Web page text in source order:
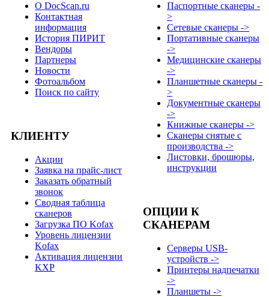
О DocScan.ru
Контактная
информация
История ПИРИТ
Вендоры
Партнеры
Новости
Фотоальбом
Поиск по сайту
КЛИЕНТУ
Акции
Заявка на прайс-лист
Заказать обратный
звонок
Сводная таблица
сканеров
Загрузка ПО Kofax
Уровень лицензии
Kofax
Активация лицензии
KXP
Паспортные сканеры -
>
Сетевые сканеры ->
Портативные сканеры
->
Медицинские сканеры
->
Планшетные сканеры -
>
Документные сканеры
->
Книжные сканеры ->
Сканеры снятые с
производства ->
Листовки, брошюры,
инструкции
ОПЦИИ К
СКАНЕРАМ
Серверы USB-
устройств ->
Принтеры надпечатки
->
Планшеты ->